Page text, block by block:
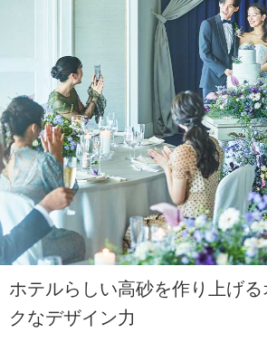
ホテルらしい高砂を作り上げ
クなデザイン力